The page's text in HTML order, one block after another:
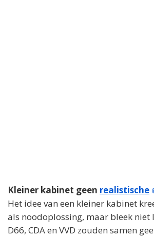
Kleiner kabinet geen realistische
Het idee van een kleiner kabinet
als noodoplossing, maar bleek niet
D66, CDA en VVD zouden samen